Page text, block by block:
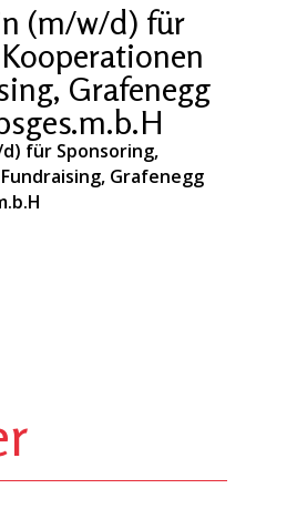
(m/w/d) für
Grafenegg
für Sponsoring,
Grafenegg